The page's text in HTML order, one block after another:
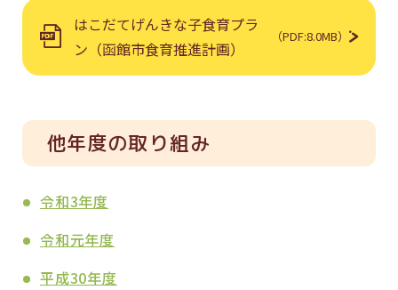
はこだてげんきな子食育プラ
ン（函館市食育推進計画）
（PDF:8.0MB）
他年度の取り組み
令和3年度
令和元年度
平成30年度